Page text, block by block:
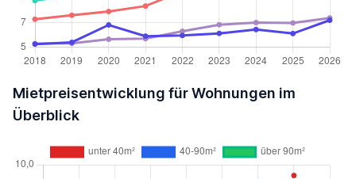
Mietpreisentwicklung für Wohnungen im
Überblick